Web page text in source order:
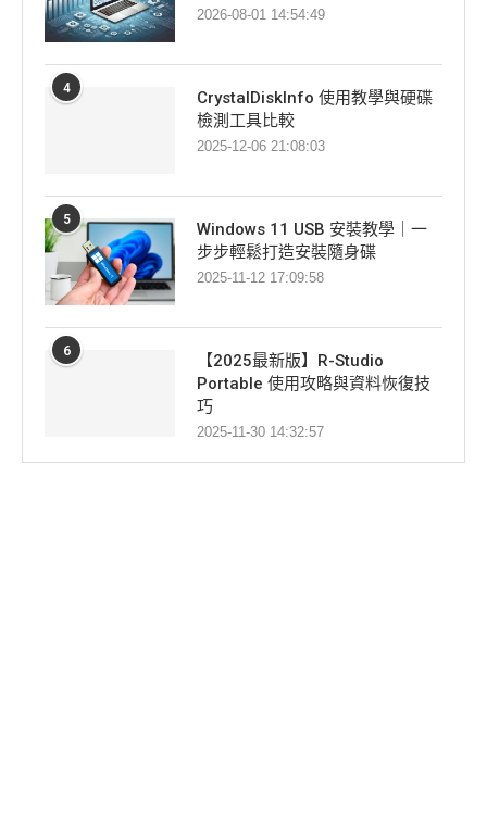
2026-08-01 14:54:49
4
CrystalDiskInfo 使用教學與硬碟
檢測工具比較
2025-12-06 21:08:03
5
Windows 11 USB 安裝教學｜一
步步輕鬆打造安裝隨身碟
2025-11-12 17:09:58
6
【2025最新版】R-Studio
Portable 使用攻略與資料恢復技
巧
2025-11-30 14:32:57